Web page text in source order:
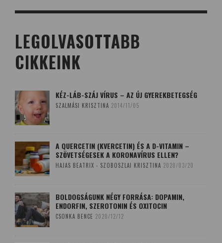
LEGOLVASOTTABB
CIKKEINK
KÉZ-LÁB-SZÁJ VÍRUS – AZ ÚJ GYEREKBETEGSÉG
SZALMÁSI KRISZTINA 2014/11/05
A QUERCETIN (KVERCETIN) ÉS A D-VITAMIN –
SZÖVETSÉGESEK A KORONAVÍRUS ELLEN?
HAJAS BEATRIX - SZOBOSZLAI KRISZTINA 2020/03/20
BOLDOGSÁGUNK NÉGY FORRÁSA: DOPAMIN,
ENDORFIN, SZEROTONIN ÉS OXITOCIN
CSONKA BENCE 2020/12/12